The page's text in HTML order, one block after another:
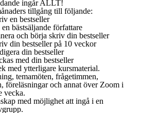
ingår ALLT!
tillgång till följande:
en bestseller
bästsäljande författare
och börja skriv din bestseller
din bestseller på 10 veckor
din bestseller
med din bestseller
med ytterligare kursmaterial.
temamöten, frågetimmen,
föreläsningar och annat över Zoom i
vecka.
med möjlighet att ingå i en